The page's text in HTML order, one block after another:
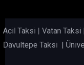
Acil Taksi |Vatan Taksi |
Davultepe Taksi |